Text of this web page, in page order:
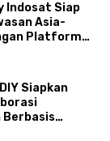
Indosat Siap
Asia-
Platform
Siapkan
Berbasis